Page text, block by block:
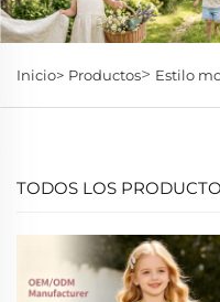
Inicio> Productos> Estilo
TODOS LOS